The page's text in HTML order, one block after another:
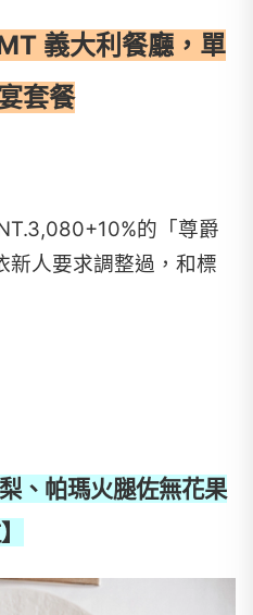
義大利餐廳，單
套餐
的「尊爵
新人要求調整過，和標
、帕瑪火腿佐無花果